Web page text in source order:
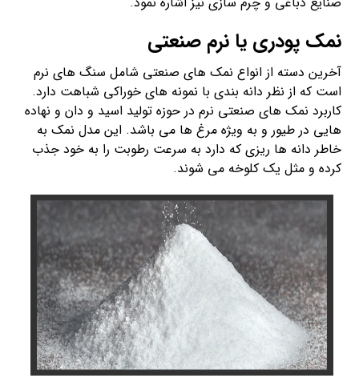
نمک پودری یا نرم صنعتی
آخرین دسته از انواع نمک های صنعتی شامل سنگ های نرم
است که از نظر دانه بندی با نمونه های خوراکی شباهت دارد.
کاربرد نمک های صنعتی نرم در حوزه تولید اسید و دان و نهاده
هایی در طیور و به ویژه مرغ ها می باشد. این مدل نمک به
خاطر دانه ها ریزی که دارد به سرعت رطوبت را به خود جذب
کرده و مثل یک کلوخه می شوند.